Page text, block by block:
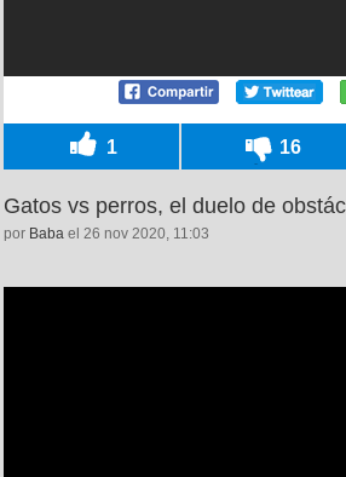
1 16
Gatos vs perros, el duelo de
por Baba el 26 nov 2020, 11:03